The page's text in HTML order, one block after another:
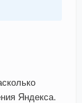
Яндекса.